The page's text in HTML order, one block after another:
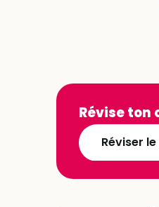
Révise ton
Réviser